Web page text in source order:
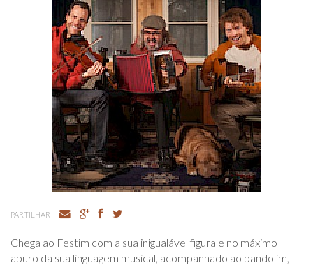
PARTILHAR
Chega ao Festim com a sua inigualável figura e no máximo
apuro da sua linguagem musical, acompanhado ao bandolim,